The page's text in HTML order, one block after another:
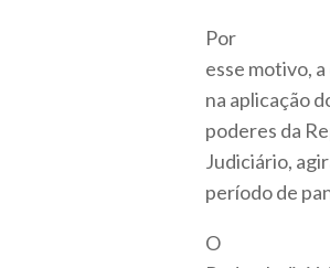
Por
esse motivo,
na aplicação
poderes da
Judiciário,
período de
O